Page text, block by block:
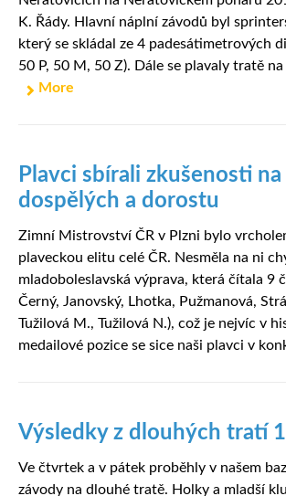
K. Řády. Hlavní náplní závodů byl
který se skládal ze 4 padesátimetrových
50 P, 50 M, 50 Z). Dále se plavaly tratě
More
Plavci sbírali zkušenosti na
dospělých a dorostu
Zimní Mistrovství ČR v Plzni bylo
plaveckou elitu celé ČR. Nesměla na ni
mladoboleslavská výprava, která čítala 9
Černý, Janovský, Lhotka, Pužmanová,
Tužilová M., Tužilová N.), což je nejvíc v
medailové pozice se sice naši plavci v
Výsledky z dlouhých tratí
Ve čtvrtek a v pátek proběhly v našem
závody na dlouhé tratě. Holky a mladší